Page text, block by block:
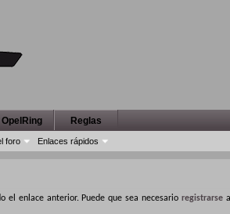
foro Enlaces rápidos
OpelRing Reglas
el enlace anterior. Puede que sea necesarioregistrarse